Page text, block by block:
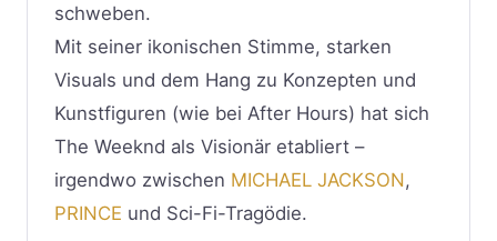
schweben.
Mit seiner ikonischen Stimme, starken
Visuals und dem Hang zu Konzepten und
Kunstfiguren (wie bei After Hours) hat sich
The Weeknd als Visionär etabliert –
irgendwo zwischen MICHAEL JACKSON,
PRINCE und Sci-Fi-Tragödie.